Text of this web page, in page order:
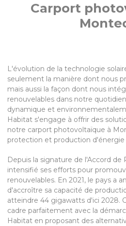
Carport
L'évolution de la technologie
seulement la manière dont nous
mais aussi la façon dont nous
renouvelables dans notre
dynamique et
Habitat s'engage à offrir des
notre carport photovoltaïque à
protection et production d'énergie
Depuis la signature de l'Accord de
intensifié ses efforts pour
renouvelables. En 2021, le pays a
d'accroître sa capacité de
atteindre 44 gigawatts d'ici 2028.
cadre parfaitement avec la
Habitat en proposant des